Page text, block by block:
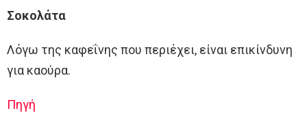
Σοκολάτα
Λόγω της καφεΐνης που περιέχει, είναι επικίνδυνη
για καούρα.
Πηγή